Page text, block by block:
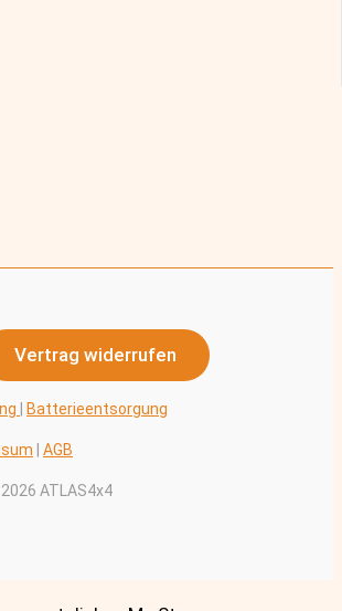
Vertrag widerrufen
Batterieentsorgung
AGB
ATLAS4x4